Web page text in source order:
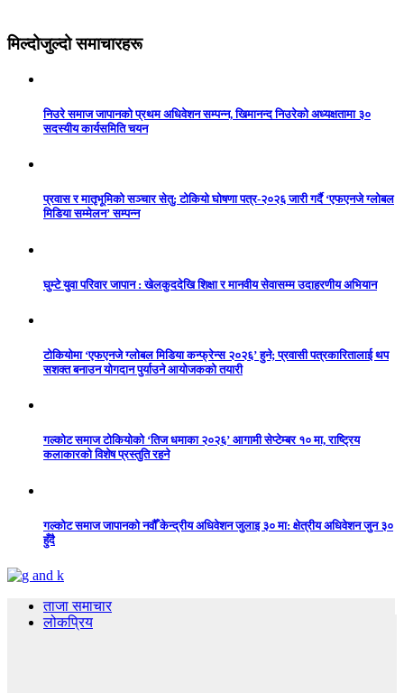
मिल्दोजुल्दो समाचारहरू
निउरे समाज जापानको प्रथम अधिवेशन सम्पन्न, खिमानन्द निउरेको अध्यक्षतामा ३०
सदस्यीय कार्यसमिति चयन
प्रवास र मातृभूमिको सञ्चार सेतु: टोकियो घोषणा पत्र-२०२६ जारी गर्दै ‘एफएनजे ग्लोबल
मिडिया सम्मेलन’ सम्पन्न
घुम्टे युवा परिवार जापान : खेलकुददेखि शिक्षा र मानवीय सेवासम्म उदाहरणीय अभियान
टोकियोमा ‘एफएनजे ग्लोबल मिडिया कन्फ्रेन्स २०२६’ हुने; प्रवासी पत्रकारितालाई थप
सशक्त बनाउन योगदान पुर्याउने आयोजकको तयारी
गल्कोट समाज टोकियोको ‘तिज धमाका २०२६’ आगामी सेप्टेम्बर १० मा, राष्ट्रिय
कलाकारको विशेष प्रस्तुति रहने
गल्कोट समाज जापानको नवौँ केन्द्रीय अधिवेशन जुलाइ ३० मा: क्षेत्रीय अधिवेशन जुन ३०
हुँदै
ताजा समाचार
लोकप्रिय